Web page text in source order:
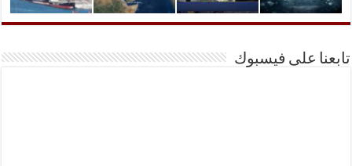
تابعنا على فيسبوك